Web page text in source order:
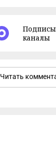
каналы
Читать